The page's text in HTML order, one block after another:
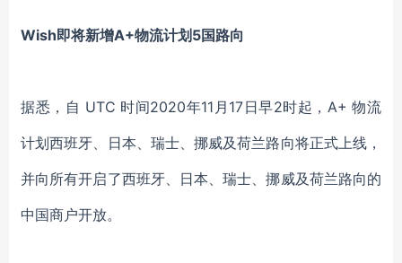
Wish即将新增A+物流计划5国路向
据悉，自 UTC 时间2020年11月17日早2时起，A+ 物流
计划西班牙、日本、瑞士、挪威及荷兰路向将正式上线，
并向所有开启了西班牙、日本、瑞士、挪威及荷兰路向的
中国商户开放。